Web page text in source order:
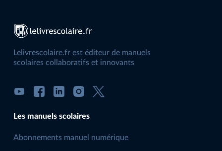
Lelivrescolaire.fr est éditeur de manuels
scolaires collaboratifs et innovants
Les manuels scolaires
Abonnements manuel numérique